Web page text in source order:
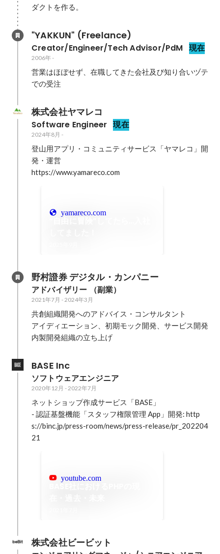
ダクトを作る。
"YAKKUN" (Freelance)
Creator/Engineer/Tech Advisor/PdM 現在
2006年-
営業はほぼせず、在職してきた会社及び知り合いヅテ
での受注
株式会社ヤマレコ
Software Engineer 現在
2024年8月 -
登山用アプリ・コミュニティサービス「ヤマレコ」開
発・運営
https://www.yamareco.com
yamareco.com
野村證券 デジタル・カンパニー
アドバイザリー （副業）
2021年7月 - 2024年3月
共創組織開発へのアドバイス・コンサルタント
アイディエーション、初期モック開発、サービス開発
内製開発組織の立ち上げ
BASE Inc
ソフトウェアエンジニア
2020年12月 - 2022年7月
ネットショップ作成サービス「BASE」
- 認証基盤機能「スタッフ権限管理 App」開発: http
s://binc.jp/press-room/news/press-release/pr_202204
21
youtube.com
株式会社ビービット